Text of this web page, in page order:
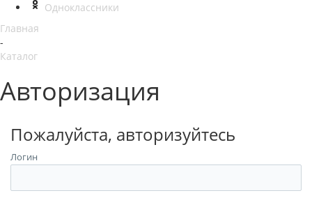
Одноклассники
Главная
-
Каталог
Авторизация
Пожалуйста, авторизуйтесь
Логин